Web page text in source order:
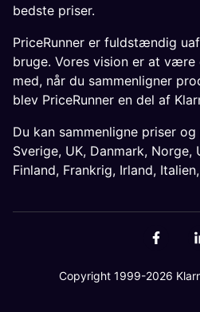
bedste priser.
PriceRunner er fuldstændig
bruge. Vores vision er at være
med, når du sammenligner
blev PriceRunner en del af
Du kan sammenligne priser
Sverige, UK, Danmark, Norge,
Finland, Frankrig, Irland, Italien,
Copyright 1999-2026